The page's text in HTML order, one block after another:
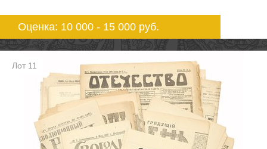
Оценка: 10 000 - 15 000 руб.
Лот 11